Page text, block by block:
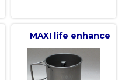
MAXI life enhance